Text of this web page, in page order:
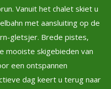
Vanuit het chalet skiet u
met aansluiting op de
gletsjer. Brede pistes,
mooiste skigebieden van
een ontspannen
dag keert u terug naar